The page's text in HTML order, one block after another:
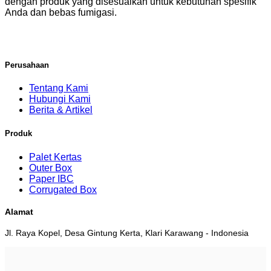
Anda dan bebas fumigasi.
Perusahaan
Tentang Kami
Hubungi Kami
Berita & Artikel
Produk
Palet Kertas
Outer Box
Paper IBC
Corrugated Box
Alamat
Jl. Raya Kopel, Desa Gintung Kerta, Klari Karawang - Indonesia